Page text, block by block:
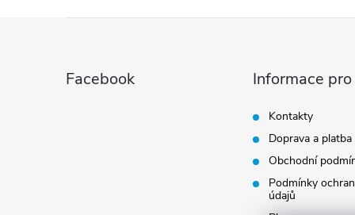
á
a
Facebook Informace pro
Kontakty
Doprava a platba
Obchodní
Podmínky
údajů